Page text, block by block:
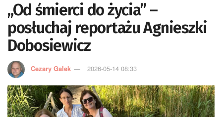
„Od śmierci do życia” –
posłuchaj reportażu Agnieszki
Dobosiewicz
Cezary Galek 2026-05-14 08:33